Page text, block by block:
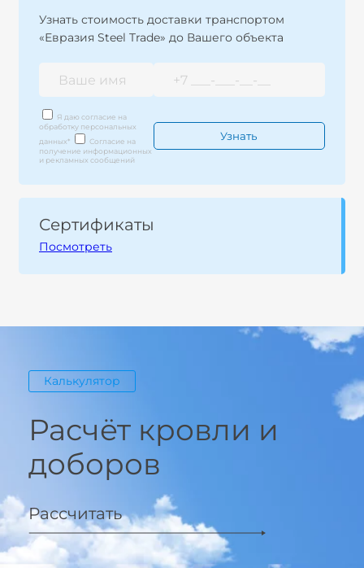
Узнать стоимость доставки транспортом
«Евразия Steel Trade» до Вашего объекта
Я даю согласие на
обработку персональных
данных*
Согласие на
получение информационных
и рекламных сообщений
Сертификаты
Посмотреть
Калькулятор
Расчёт кровли и
доборов
Рассчитать